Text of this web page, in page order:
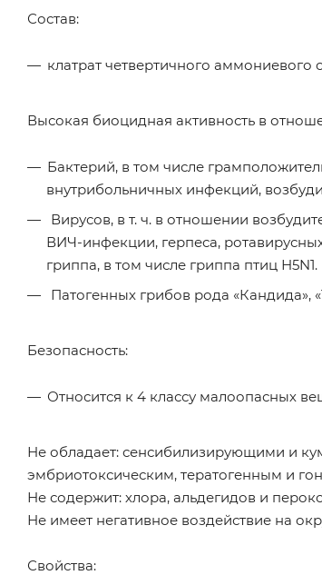
Состав:
клатрат четвертичного
Высокая биоцидная активность в
Бактерий, в том числе
внутрибольничных инфекций,
Вирусов, в т. ч. в отношении
ВИЧ-инфекции, герпеса,
гриппа, в том числе гриппа птиц Н5N1.
Патогенных грибов рода «Кандида»,
Безопасность:
Относится к 4 классу малоопасных
Не обладает: сенсибилизирующими и
эмбриотоксическим, тератогенным и
Не содержит: хлора, альдегидов и
Не имеет негативное воздействие на
Свойства: